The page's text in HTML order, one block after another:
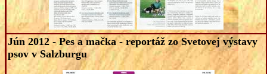
Jún 2012 - Pes a mačka - reportáž zo Svetovej výstavy
psov v Salzburgu